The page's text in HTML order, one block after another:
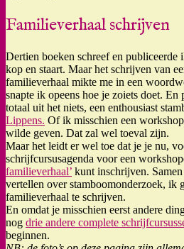
Familieverhaal schrijven
Dertien boeken schreef en publiceerde
kop en staart. Maar het schrijven van
familieverhaal mikte me in een
snapte ik opeens hoe je zoiets doet. En
totaal uit het niets, een enthousiast
Lippens. Of ik misschien een workshop
wilde geven. Dat zal wel toeval zijn.
Maar het leidt er wel toe dat je je nu,
schrijfcursusagenda voor een
familieverhaal’ kunt inschrijven.
vertellen over stamboomonderzoek, ik
familieverhaal te schrijven.
En omdat je misschien eerst andere
nog drie andere complete
beginnen.